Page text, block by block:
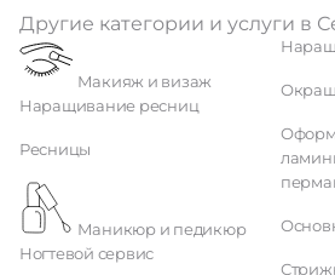
Другие категории и услуги в
Макияж и визаж
Наращивание ресниц
Ресницы
Маникюр и педикюр
Ногтевой сервис